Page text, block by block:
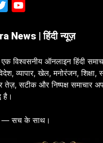
Twitter
News | हिंदी न्यूज़
विश्वसनीय ऑनलाइन हिंदी
व्यापार, खेल, मनोरंजन,
तेज़, सटीक और निष्पक्ष समाचार
है।
— सच के साथ।